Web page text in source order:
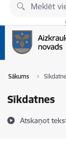
Pāriet uz lapas
Sākums
Sīkdatnes
Atskaņot